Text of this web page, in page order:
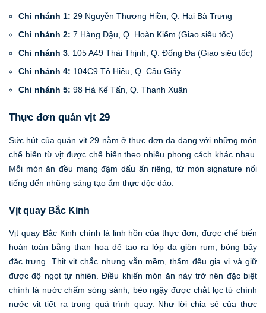
Chi nhánh 1: 29 Nguyễn Thượng Hiền, Q. Hai Bà Trưng
Chi nhánh 2: 7 Hàng Đậu, Q. Hoàn Kiếm (Giao siêu tốc)
Chi nhánh 3: 105 A49 Thái Thịnh, Q. Đống Đa (Giao siêu tốc)
Chi nhánh 4: 104C9 Tô Hiệu, Q. Cầu Giấy
Chi nhánh 5: 98 Hà Kế Tấn, Q. Thanh Xuân
Thực đơn quán vịt 29
Sức hút của quán vịt 29 nằm ở thực đơn đa dạng với những món
chế biến từ vịt được chế biến theo nhiều phong cách khác nhau.
Mỗi món ăn đều mang đậm dấu ấn riêng, từ món signature nổi
tiếng đến những sáng tạo ẩm thực độc đáo.
Vịt quay Bắc Kinh
Vịt quay Bắc Kinh chính là linh hồn của thực đơn, được chế biến
hoàn toàn bằng than hoa để tạo ra lớp da giòn rụm, bóng bẩy
đặc trưng. Thịt vịt chắc nhưng vẫn mềm, thấm đều gia vị và giữ
được độ ngọt tự nhiên. Điều khiến món ăn này trở nên đặc biệt
chính là nước chấm sóng sánh, béo ngậy được chắt lọc từ chính
nước vịt tiết ra trong quá trình quay. Như lời chia sẻ của thực